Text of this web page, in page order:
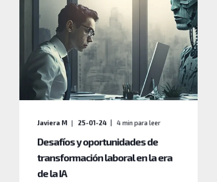
Javiera M 25-01-24 4 min para leer
Desafíos y oportunidades de
transformación laboral en la era
de la IA